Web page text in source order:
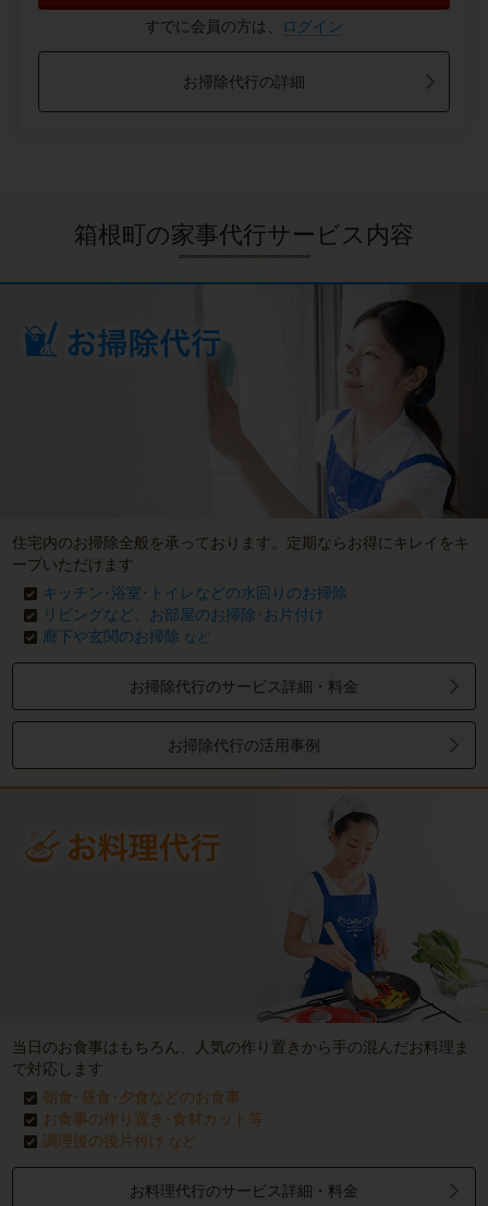
すでに会員の方は、 ログイン
お掃除代行の詳細
箱根町の家事代行サービス内容
住宅内のお掃除全般を承っております。定期ならお得にキレイをキ
ープいただけます
キッチン･浴室･トイレなどの水回りのお掃除
リビングなど、お部屋のお掃除･お片付け
廊下や玄関のお掃除 など
お掃除代行のサービス詳細・料金
お掃除代行の活用事例
当日のお食事はもちろん、人気の作り置きから手の混んだお料理ま
で対応します
朝食･昼食･夕食などのお食事
お食事の作り置き･食材カット等
調理後の後片付け など
お料理代行のサービス詳細・料金